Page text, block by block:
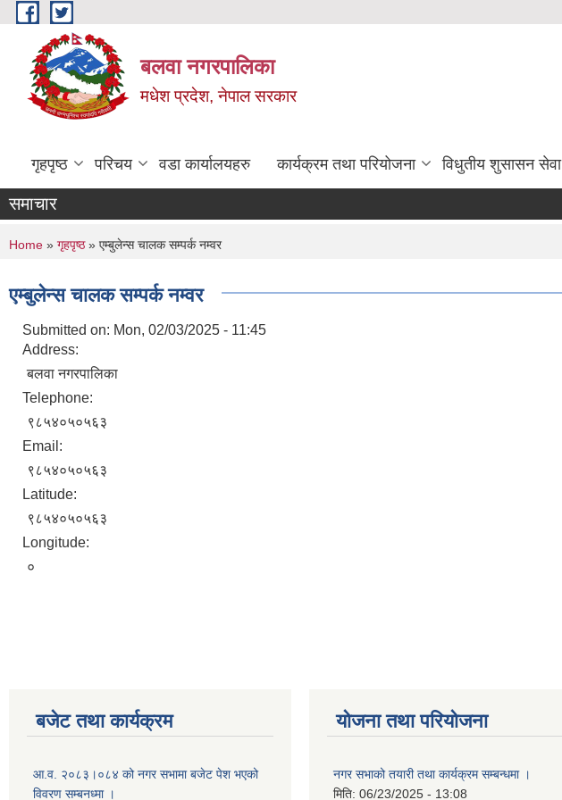
Skip to main content
बलवा नगरपालिका
मधेश प्रदेश, नेपाल सरकार
गृहपृष्ठ परिचय वडा कार्यालयहरु कार्यक्रम तथा परियोजना विधुतीय शुसासन सेवा
समाचार
You are here
Home » गृहपृष्ठ» एम्बुलेन्स चालक सम्पर्क नम्वर
एम्बुलेन्स चालक सम्पर्क नम्वर
Submitted on: Mon, 02/03/2025 - 11:45
Address:
बलवा नगरपालिका
Telephone:
९८५४०५०५६३
Email:
९८५४०५०५६३
Latitude:
९८५४०५०५६३
Longitude:
०
बजेट तथा कार्यक्रम
आ.व. २०८३।०८४ को नगर सभामा बजेट पेश भएको
विवरण सम्बनध्मा ।
योजना तथा परियोजना
नगर सभाको तयारी तथा कार्यक्रम सम्बन्धमा ।
मिति: 06/23/2025 - 13:08